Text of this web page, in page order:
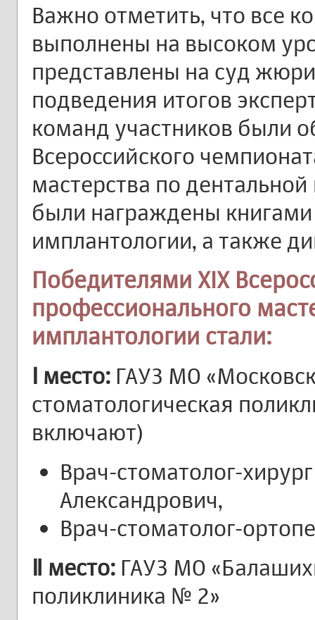
Важно отметить, что все
выполнены на высоком
представлены на суд
подведения итогов
команд участников были
Всероссийского
мастерства по
были награждены
имплантологии, а также
Победителями XIX
профессионального
имплантологии стали:
Ⅰ место: ГАУЗ МО
стоматологическая
включают)
Врач-стоматолог-
Александрович,
Врач-стоматолог-
Ⅱ место: ГАУЗ МО
поликлиника № 2»